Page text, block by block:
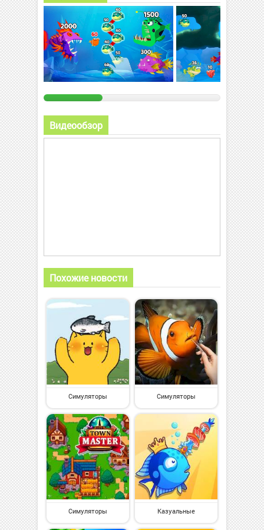
Видеообзор
Похожие новости
Симуляторы Симуляторы
Симуляторы Казуальные